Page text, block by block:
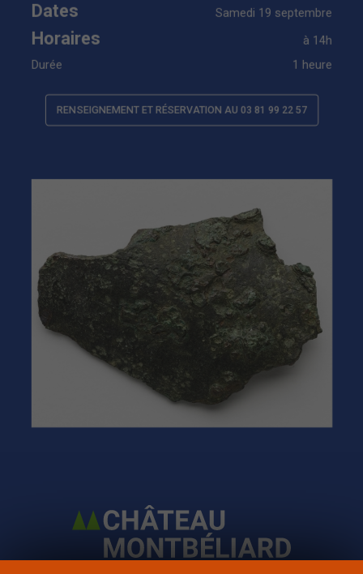
Dates Samedi 19 septembre
Horaires
à 14h
Durée
1 heure
RENSEIGNEMENT ET RÉSERVATION AU 03 81 99 22 57